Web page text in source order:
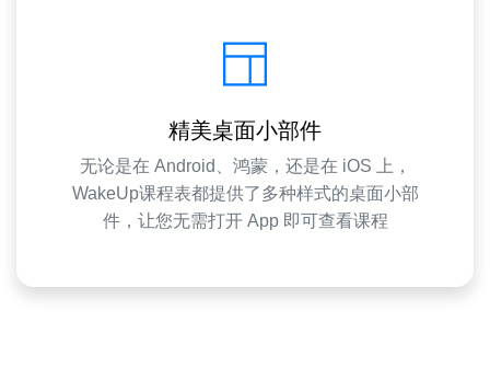
精美桌面小部件
无论是在 Android、鸿蒙，还是在 iOS 上，
WakeUp课程表都提供了多种样式的桌面小部
件，让您无需打开 App 即可查看课程